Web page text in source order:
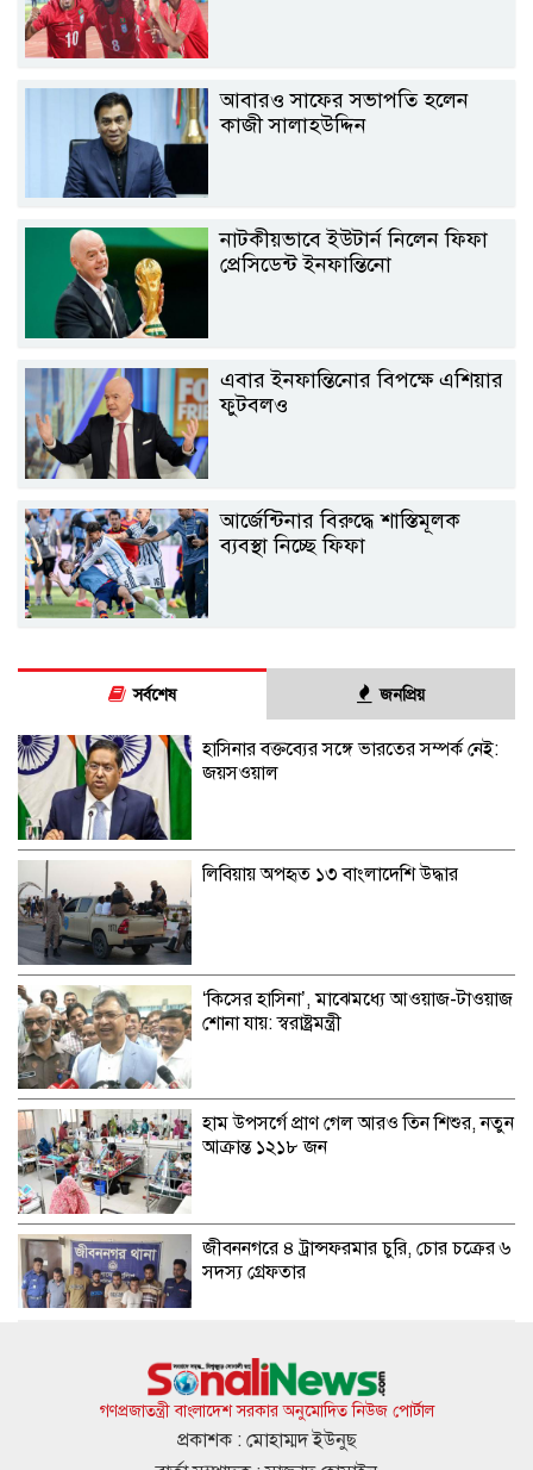
আবারও সাফের সভাপতি হলেন
কাজী সালাহউদ্দিন
নাটকীয়ভাবে ইউটার্ন নিলেন ফিফা
প্রেসিডেন্ট ইনফান্তিনো
এবার ইনফান্তিনোর বিপক্ষে এশিয়ার
ফুটবলও
আর্জেন্টিনার বিরুদ্ধে শাস্তিমূলক
ব্যবস্থা নিচ্ছে ফিফা
সর্বশেষ জনপ্রিয়
হাসিনার বক্তব্যের সঙ্গে ভারতের সম্পর্ক নেই:
জয়সওয়াল
লিবিয়ায় অপহৃত ১৩ বাংলাদেশি উদ্ধার
‘কিসের হাসিনা’, মাঝেমধ্যে আওয়াজ-টাওয়াজ
শোনা যায়: স্বরাষ্ট্রমন্ত্রী
হাম উপসর্গে প্রাণ গেল আরও তিন শিশুর, নতুন
আক্রান্ত ১২১৮ জন
জীবননগরে ৪ ট্রান্সফরমার চুরি, চোর চক্রের ৬
সদস্য গ্রেফতার
গণমাধ্যম শক্তিশালী হলেই গণতন্ত্র শক্তিশালী
হবে: মির্জা ফখরুল
গণপ্রজাতন্ত্রী বাংলাদেশ সরকার অনুমোদিত নিউজ পোর্টাল
প্রকাশক : মোহাম্মদ ইউনুছ